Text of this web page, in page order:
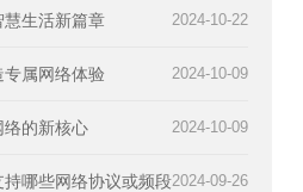
2024-10-22
生活新篇章
2024-10-09
属网络体验
2024-10-09
络的新核心
2024-09-26
哪些网络协议或频段